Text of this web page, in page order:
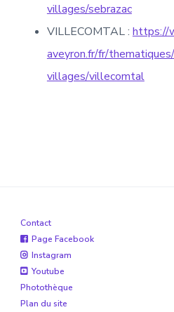
villages/sebrazac
VILLECOMTAL : https://
aveyron.fr/fr/
villages/villecomtal
Contact
Page Facebook
Instagram
Youtube
Photothèque
Plan du site